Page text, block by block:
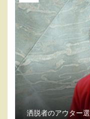
洒脱者のアウター